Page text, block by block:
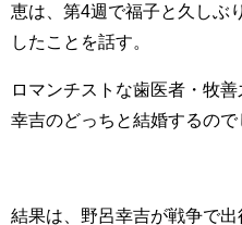
恵は、第4週で福子と久しぶ
したことを話す。
ロマンチストな歯医者・牧
幸吉のどっちと結婚するので
結果は、野呂幸吉が戦争で